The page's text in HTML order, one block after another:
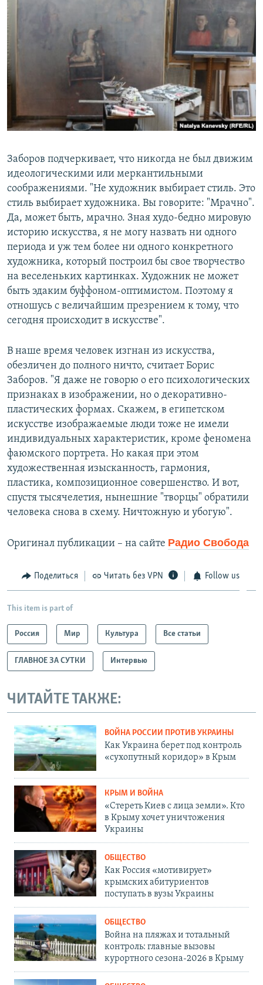
Заборов подчеркивает, что никогда не был движим
идеологическими или меркантильными
соображениями. "Не художник выбирает стиль. Это
стиль выбирает художника. Вы говорите: "Мрачно".
Да, может быть, мрачно. Зная худо-бедно мировую
историю искусства, я не могу назвать ни одного
периода и уж тем более ни одного конкретного
художника, который построил бы свое творчество
на веселеньких картинках. Художник не может
быть эдаким буффоном-оптимистом. Поэтому я
отношусь с величайшим презрением к тому, что
сегодня происходит в искусстве".
В наше время человек изгнан из искусства,
обезличен до полного ничто, считает Борис
Заборов. "Я даже не говорю о его психологических
признаках в изображении, но о декоративно-
пластических формах. Скажем, в египетском
искусстве изображаемые люди тоже не имели
индивидуальных характеристик, кроме феномена
фаюмского портрета. Но какая при этом
художественная изысканность, гармония,
пластика, композиционное совершенство. И вот,
спустя тысячелетия, нынешние "творцы" обратили
человека снова в схему. Ничтожную и убогую".
Оригинал публикации – на сайте Радио Свобода
Поделиться Читать без VPN Follow us
This item is part of
Россия Мир Культура Все статьи
ГЛАВНОЕ ЗА СУТКИ Интервью
ЧИТАЙТЕ ТАКЖЕ:
ВОЙНА РОССИИ ПРОТИВ УКРАИНЫ
Как Украина берет под контроль
«сухопутный коридор» в Крым
КРЫМ И ВОЙНА
«Стереть Киев с лица земли». Кто
в Крыму хочет уничтожения
Украины
ОБЩЕСТВО
Как Россия «мотивирует»
крымских абитуриентов
поступать в вузы Украины
ОБЩЕСТВО
Война на пляжах и тотальный
контроль: главные вызовы
курортного сезона-2026 в Крыму